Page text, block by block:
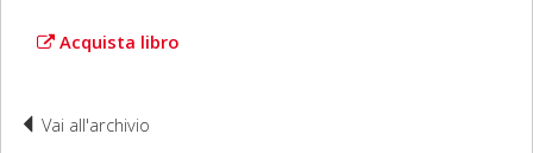
Acquista libro
Vai all'archivio